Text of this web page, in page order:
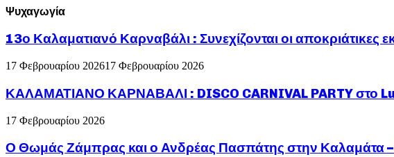
Ψυχαγωγία
13ο Καλαματιανό Καρναβάλι : Συνεχίζονται οι αποκριάτικες
17 Φεβρουαρίου 202617 Φεβρουαρίου 2026
ΚΑΛΑΜΑΤΙΑΝΟ ΚΑΡΝΑΒΑΛΙ : DISCO CARNIVAL PARTY στο
17 Φεβρουαρίου 2026
Ο Θωμάς Ζάμπρας και ο Ανδρέας Πασπάτης στην Καλαμάτα